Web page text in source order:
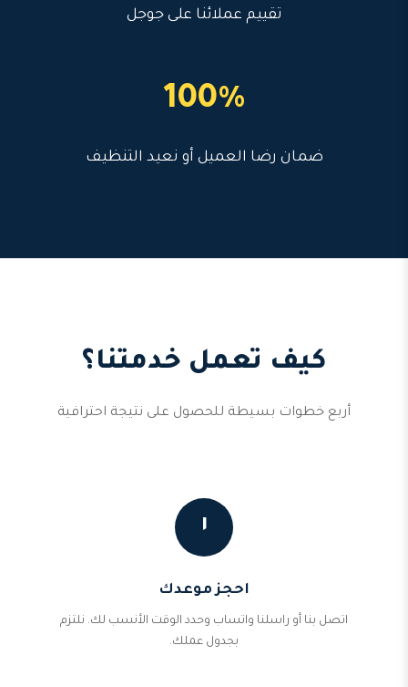
تقييم عملائنا على جوجل
100%
ضمان رضا العميل أو نعيد التنظيف
كيف تعمل خدمتنا؟
أربع خطوات بسيطة للحصول على نتيجة احترافية
١
احجز موعدك
اتصل بنا أو راسلنا واتساب وحدد الوقت الأنسب لك. نلتزم
بجدول عملك.